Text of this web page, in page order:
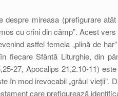
despre mireasa (prefigurare
cu crini din câmp”. Acest
astfel femeia „plină de
fiecare Sfântă Liturghie, din
27, Apocalips 21,2.10-11)
în mod irevocabil „grâul
care prefigurează